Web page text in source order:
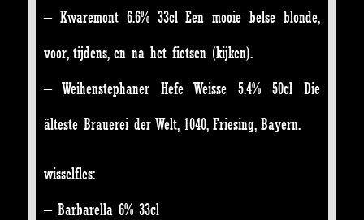
– Kwaremont 6.6% 33cl Een mooie belse blonde,
voor, tijdens, en na het fietsen (kijken).
– Weihenstephaner Hefe Weisse 5.4% 50cl Die
älteste Brauerei der Welt, 1040, Friesing, Bayern.
wisselfles:
– Barbarella 6% 33cl